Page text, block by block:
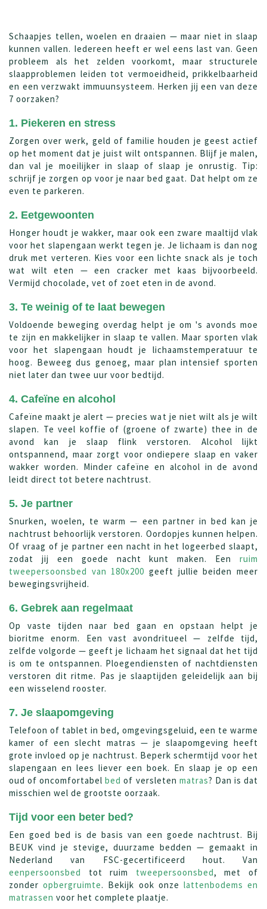
Schaapjes tellen, woelen en draaien — maar niet in slaap
kunnen vallen. Iedereen heeft er wel eens last van. Geen
probleem als het zelden voorkomt, maar structurele
slaapproblemen leiden tot vermoeidheid, prikkelbaarheid
en een verzwakt immuunsysteem. Herken jij een van deze
7 oorzaken?
1. Piekeren en stress
Zorgen over werk, geld of familie houden je geest actief
op het moment dat je juist wilt ontspannen. Blijf je malen,
dan val je moeilijker in slaap of slaap je onrustig. Tip:
schrijf je zorgen op voor je naar bed gaat. Dat helpt om ze
even te parkeren.
2. Eetgewoonten
Honger houdt je wakker, maar ook een zware maaltijd vlak
voor het slapengaan werkt tegen je. Je lichaam is dan nog
druk met verteren. Kies voor een lichte snack als je toch
wat wilt eten — een cracker met kaas bijvoorbeeld.
Vermijd chocolade, vet of zoet eten in de avond.
3. Te weinig of te laat bewegen
Voldoende beweging overdag helpt je om 's avonds moe
te zijn en makkelijker in slaap te vallen. Maar sporten vlak
voor het slapengaan houdt je lichaamstemperatuur te
hoog. Beweeg dus genoeg, maar plan intensief sporten
niet later dan twee uur voor bedtijd.
4. Cafeïne en alcohol
Cafeïne maakt je alert — precies wat je niet wilt als je wilt
slapen. Te veel koffie of (groene of zwarte) thee in de
avond kan je slaap flink verstoren. Alcohol lijkt
ontspannend, maar zorgt voor ondiepere slaap en vaker
wakker worden. Minder cafeïne en alcohol in de avond
leidt direct tot betere nachtrust.
5. Je partner
Snurken, woelen, te warm — een partner in bed kan je
nachtrust behoorlijk verstoren. Oordopjes kunnen helpen.
Of vraag of je partner een nacht in het logeerbed slaapt,
zodat jij een goede nacht kunt maken. Een ruim
tweepersoonsbed van 180x200 geeft jullie beiden meer
bewegingsvrijheid.
6. Gebrek aan regelmaat
Op vaste tijden naar bed gaan en opstaan helpt je
bioritme enorm. Een vast avondritueel — zelfde tijd,
zelfde volgorde — geeft je lichaam het signaal dat het tijd
is om te ontspannen. Ploegendiensten of nachtdiensten
verstoren dit ritme. Pas je slaaptijden geleidelijk aan bij
een wisselend rooster.
7. Je slaapomgeving
Telefoon of tablet in bed, omgevingsgeluid, een te warme
kamer of een slecht matras — je slaapomgeving heeft
grote invloed op je nachtrust. Beperk schermtijd voor het
slapengaan en lees liever een boek. En slaap je op een
oud of oncomfortabelbed of versleten matras? Dan is dat
misschien wel de grootste oorzaak.
Tijd voor een beter bed?
Een goed bed is de basis van een goede nachtrust. Bij
BEUK vind je stevige, duurzame bedden — gemaakt in
Nederland van FSC-gecertificeerd hout. Van
eenpersoonsbed
tot ruim tweepersoonsbed, met of
zonderopbergruimte. Bekijk ook onze lattenbodems en
matrassen voor het complete plaatje.